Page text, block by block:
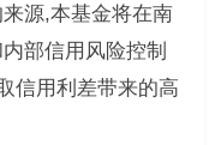
源,本基金将在南
部信用风险控制
信用利差带来的高